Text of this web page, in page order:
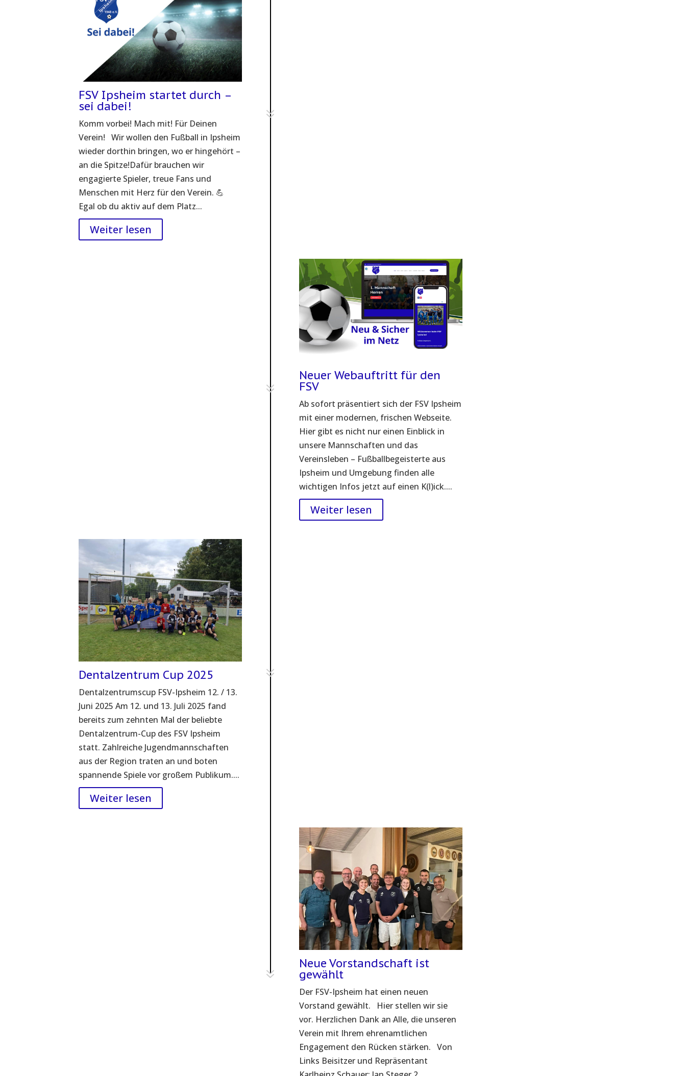
7
FSV Ipsheim startet durch –
sei dabei!
Komm vorbei! Mach mit! Für Deinen
Verein! Wir wollen den Fußball in Ipsheim
wieder dorthin bringen, wo er hingehört –
an die Spitze!Dafür brauchen wir
engagierte Spieler, treue Fans und
Menschen mit Herz für den Verein. 💪
Egal ob du aktiv auf dem Platz...
Weiter lesen
7
Neuer Webauftritt für den
FSV
Ab sofort präsentiert sich der FSV Ipsheim
mit einer modernen, frischen Webseite.
Hier gibt es nicht nur einen Einblick in
unsere Mannschaften und das
Vereinsleben – Fußballbegeisterte aus
Ipsheim und Umgebung finden alle
wichtigen Infos jetzt auf einen K(l)ick....
Weiter lesen
7
Dentalzentrum Cup 2025
Dentalzentrumscup FSV-Ipsheim 12. / 13.
Juni 2025 Am 12. und 13. Juli 2025 fand
bereits zum zehnten Mal der beliebte
Dentalzentrum-Cup des FSV Ipsheim
statt. Zahlreiche Jugendmannschaften
aus der Region traten an und boten
spannende Spiele vor großem Publikum....
Weiter lesen
7
Neue Vorstandschaft ist
gewählt
Der FSV-Ipsheim hat einen neuen
Vorstand gewählt. Hier stellen wir sie
vor. Herzlichen Dank an Alle, die unseren
Verein mit Ihrem ehrenamtlichen
Engagement den Rücken stärken. Von
Links Beisitzer und Repräsentant